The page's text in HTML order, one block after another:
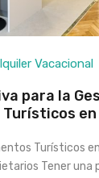
Vacacional
para la
en
Turísticos en
Tener una